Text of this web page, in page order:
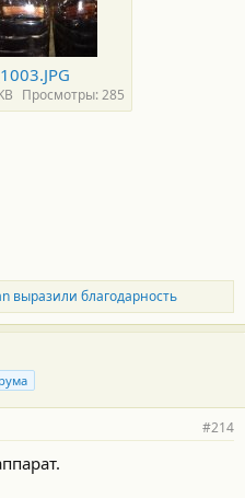
Просмотры: 285
выразили благодарность
#214